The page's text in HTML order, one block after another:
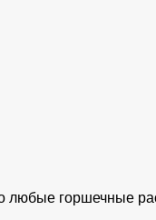
любые горшечные